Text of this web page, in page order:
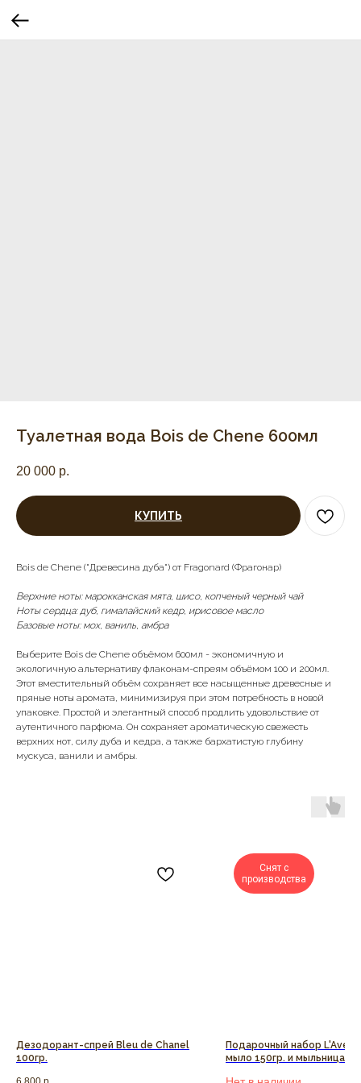
Туалетная вода Bois de Сhene 600мл
20 000 р.
КУПИТЬ
Bois de Chene ("Древесина дуба") от Fragonard (Фрагонар)
Верхние ноты: марокканская мята, шисо, копченый черный чай
Ноты сердца: дуб, гималайский кедр, ирисовое масло
Базовые ноты: мох, ваниль, амбра
Выберите Bois de Chene объёмом 600мл - экономичную и
экологичную альтернативу флаконам-спреям объёмом 100 и 200мл.
Этот вместительный объём сохраняет все насыщенные древесные и
пряные ноты аромата, минимизируя при этом потребность в новой
упаковке. Простой и элегантный способ продлить удовольствие от
аутентичного парфюма. Он сохраняет ароматическую свежесть
верхних нот, силу дуба и кедра, а также бархатистую глубину
мускуса, ванили и амбры.
Дезодорант-спрей Bleu de Chanel
100гр.
Снят с
производства
Подарочный набор
мыло 150гр. и мыльница